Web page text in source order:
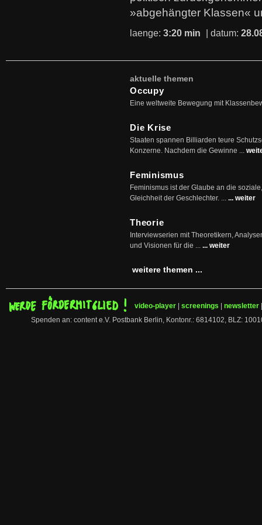
»abgehängter Klassen«
laenge: 3:20 min | datum:
aktuelle themen
Occupy
Eine weltweite Bewegung mit
Die Krise
Staaten spannen Billiarden teure
Konzerne. Nachdem die Gewinne ...
Feminismus
Feminismus ist der Glaube an die
Gleichheit der Geschlechter. ... ... weiter
Theorie
Interviewserien mit Theoretikern,
und Visionen für die ... ... weiter
weitere themen ...
video-player screenings newsletter
Spenden an: content e.V. Postbank Berlin, Kontonr.: 6814102, BLZ: